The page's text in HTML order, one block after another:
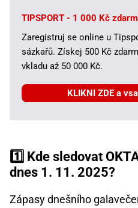
TIPSPORT - 1 000 Kč
Zaregistruj se online u
sázkařů. Získej 500 Kč
vkladu až 50 000 Kč.
KLIKNI ZDE a
1️⃣ Kde sledovat
dnes 1. 11. 2025?
Zápasy dnešního